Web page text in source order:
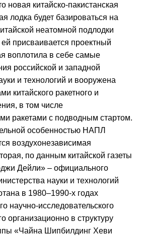
новая китайско-пакистанская
лодка будет базироваться на
неатомной подлодки
присваивается проектный
воплотила в себе самые
российской и западной
и технологий и вооружена
китайского ракетного и
в том числе
ракетами с подводным стартом.
особенностью НАПЛ
воздухонезависимая
по данным китайской газеты
Дейли» – официального
науки и технологий
в 1980–1990-х годах
научно-исследовательского
организационно в структуру
«Чайна Шипбилдинг Хеви